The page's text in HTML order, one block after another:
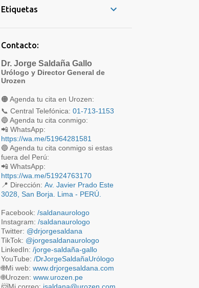
septiembre
julio
5
junio
mayo
abril
marzo
febrero
enero
noviembre
septiembre
agosto
2
mayo
Etiquetas
Contacto:
Dr. Jorge Saldaña Gallo
Urólogo y Director General de
Urozen
🟠 Agenda tu cita en Urozen:
📞 Central Telefónica: 01-713-1153
📲 WhatsApp:
https://wa.me/51964281581
🔵 Agenda tu cita conmigo si estas
fuera del Perú:
📲 WhatsApp:
https://wa.me/51924763170
📍 Dirección: Av. Javier Prado Este
3028, San Borja. Lima - PERÚ.
Facebook: /saldanaurologo
Instagram: /saldanaurologo
Twitter: @drjorgesaldana
TikTok: @jorgesaldanaurologo
LinkedIn: /jorge-saldaña-gallo
YouTube: /DrJorgeSaldañaUrólogo
🌐Mi web: www.drjorgesaldana.com
🌐Urozen: www.urozen.pe